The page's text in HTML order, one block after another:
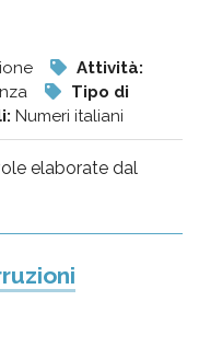
Attività:
Tipo di
Numeri italiani
elaborate dal